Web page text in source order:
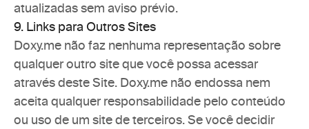
atualizadas sem aviso prévio.
9. Links para Outros Sites
Doxy.me não faz nenhuma representação sobre
qualquer outro site que você possa acessar
através deste Site. Doxy.me não endossa nem
aceita qualquer responsabilidade pelo conteúdo
ou uso de um site de terceiros. Se você decidir